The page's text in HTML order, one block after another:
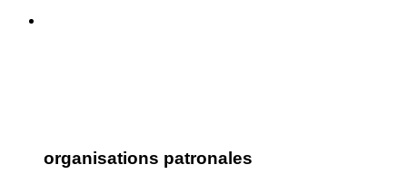
organisations patronales